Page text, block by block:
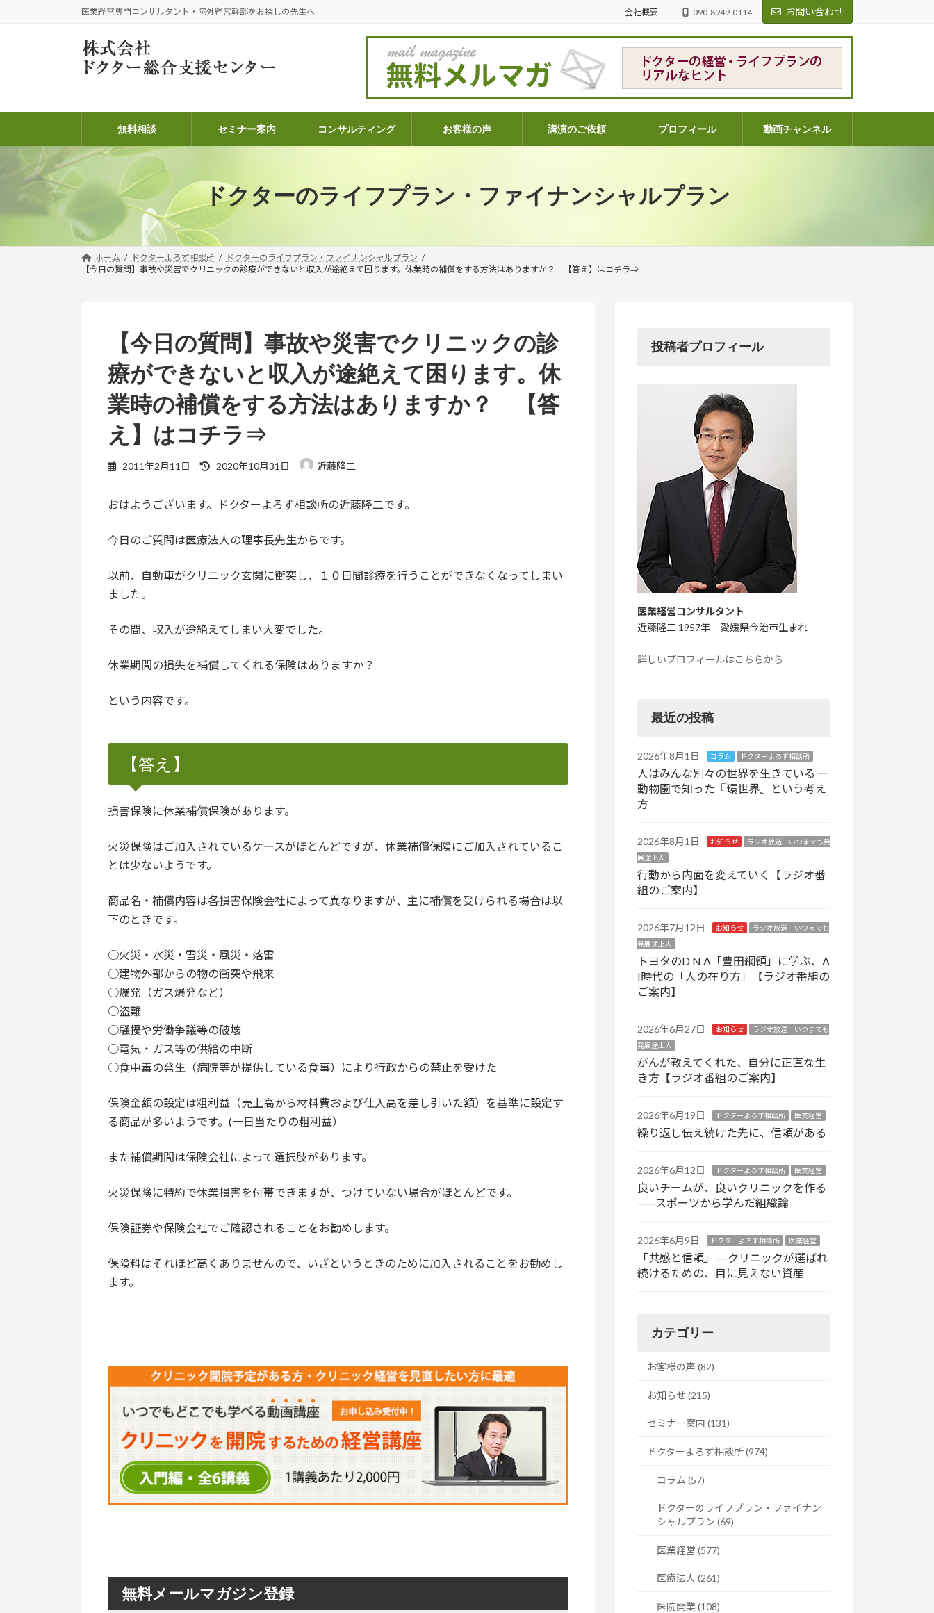
医業経営専門コンサルタント・院外経営幹部をお探しの先生へ 会社概要 090-8949-0114 お問い合わせ
無料相談 セミナー案内 コンサルティング お客様の声 講演のご依頼 プロフィール 動画チャンネル
ドクターのライフプラン・ファイナンシャルプラン
ホーム ドクターよろず相談所
ドクターのライフプラン・ファイナンシャルプラン
【今日の質問】事故や災害でクリニックの診療ができないと収入が途絶えて困ります。休業時の補償をする方法はありますか？ 【答え】はコチラ⇒
【今日の質問】事故や災害でクリニックの診
療ができないと収入が途絶えて困ります。休
業時の補償をする方法はありますか？ 【答
え】はコチラ⇒
2011年2月11日
最
新
:
2020年10月31日 近藤隆二
おはようございます。ドクターよろず相談所の近藤隆二です。
今日のご質問は医療法人の理事長先生からです。
以前、自動車がクリニック玄関に衝突し、１０日間診療を行うことができなくなってしまい
ました。
その間、収入が途絶えてしまい大変でした。
休業期間の損失を補償してくれる保険はありますか？
という内容です。
【答え】
損害保険に休業補償保険があります。
火災保険はご加入されているケースがほとんどですが、休業補償保険にご加入されているこ
とは少ないようです。
商品名・補償内容は各損害保険会社によって異なりますが、主に補償を受けられる場合は以
下のときです。
○火災・水災・雪災・風災・落雷
○建物外部からの物の衝突や飛来
○爆発（ガス爆発など）
○盗難
○騒擾や労働争議等の破壊
○電気・ガス等の供給の中断
○食中毒の発生（病院等が提供している食事）により行政からの禁止を受けた
保険金額の設定は粗利益（売上高から材料費および仕入高を差し引いた額）を基準に設定す
る商品が多いようです。(一日当たりの粗利益）
また補償期間は保険会社によって選択肢があります。
火災保険に特約で休業損害を付帯できますが、つけていない場合がほとんどです。
保険証券や保険会社でご確認されることをお勧めします。
保険料はそれほど高くありませんので、いざというときのために加入されることをお勧めし
ます。
無料メールマガジン登録
投稿者プロフィール
医業経営コンサルタント
近藤隆二 1957年 愛媛県今治市生まれ
詳しいプロフィールはこちらから
最近の投稿
2026年8月1日 コラム ドクターよろず相談所
人はみんな別々の世界を生きている ―
動物園で知った『環世界』という考え
方
2026年8月1日 お知らせ
ラジオ放送 いつまでも発
展途上人
行動から内面を変えていく【ラジオ番
組のご案内】
2026年7月12日 お知らせ
ラジオ放送 いつまでも
発展途上人
トヨタのD N A「豊田綱領」に学ぶ、A
I時代の「人の在り方」【ラジオ番組の
ご案内】
2026年6月27日 お知らせ
ラジオ放送 いつまでも
発展途上人
がんが教えてくれた、自分に正直な生
き方【ラジオ番組のご案内】
2026年6月19日 ドクターよろず相談所 医業経営
繰り返し伝え続けた先に、信頼がある
2026年6月12日 ドクターよろず相談所 医業経営
良いチームが、良いクリニックを作る
——スポーツから学んだ組織論
2026年6月9日 ドクターよろず相談所 医業経営
「共感と信頼」---クリニックが選ばれ
続けるための、目に見えない資産
カテゴリー
お客様の声 (82)
お知らせ (215)
セミナー案内 (131)
ドクターよろず相談所 (974)
コラム (57)
ドクターのライフプラン・ファイナン
シャルプラン (69)
医業経営 (577)
医療法人 (261)
医院開業 (108)